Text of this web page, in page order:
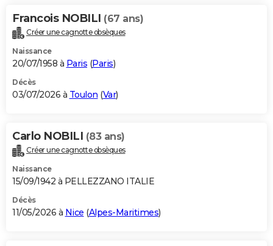
Carte de Noël
Carte Bonne année
Carte Saint-Valentin
Carte Pâques
Carte d'anniversaire
DICTIONNAIRE
Dictionnaire
Biographies
Citations
Expressions
Proverbes
PROGRAMME TV
S'inscrire
Se connecter
Lycées
Collèges
Primaires
Universités
Entreprises
Service militaire
Avis de recherche
AVIS DE DÉCÈS
Bricolage
Lifestyle
Culture
Sport
Auto
Television
Voyage
Cinema
Francois NOBILI (67 ans)
Créer une cagnotte obsèques
Naissance
20/07/1958 à Paris (Paris)
Décès
03/07/2026 à Toulon (Var)
Carlo NOBILI (83 ans)
Créer une cagnotte obsèques
Naissance
15/09/1942 à PELLEZZANO ITALIE
Décès
11/05/2026 à Nice (Alpes-Maritimes)